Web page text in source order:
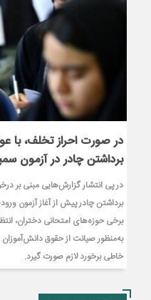
در صورت احراز تخلف، با
برداشتن چادر در آزمون
در پی انتشار گزارش‌هایی مبنی بر
برداشتن چادر پیش از آغاز آزمون
برخی حوزه‌های امتحانی دختران،
به‌منظور صیانت از حقوق دانش‌آموزان
خاطی برخورد لازم صورت گیرد.